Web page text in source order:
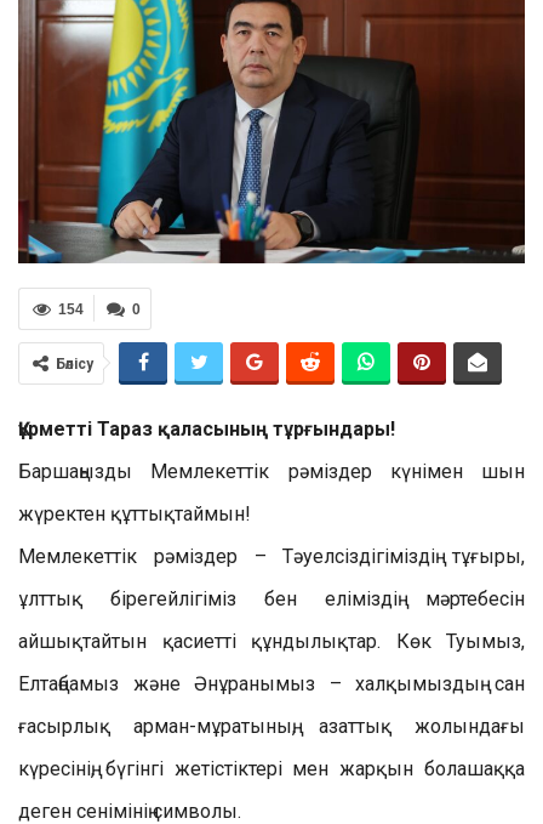
0
154
Бөлісу
Құрметті Тараз қаласының тұрғындары!
Баршаңызды Мемлекеттік рәміздер күнімен шын
жүректен құттықтаймын!
Мемлекеттік рәміздер – Тәуелсіздігіміздің тұғыры,
ұлттық бірегейлігіміз бен еліміздің мәртебесін
айшықтайтын қасиетті құндылықтар. Көк Туымыз,
Елтаңбамыз және Әнұранымыз – халқымыздың сан
ғасырлық арман-мұратының, азаттық жолындағы
күресінің, бүгінгі жетістіктері мен жарқын болашаққа
деген сенімінің символы.